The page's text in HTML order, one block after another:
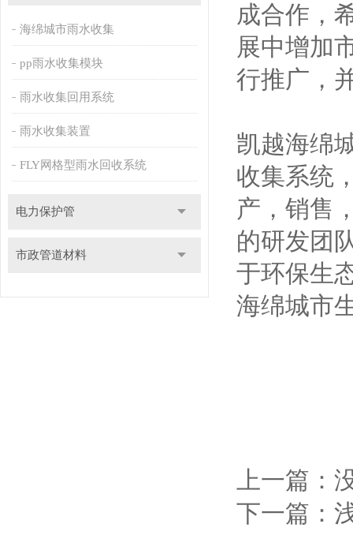
海绵城市雨水收集
pp雨水收集模块
雨水收集回用系统
雨水收集装置
FLY网格型雨水回收系统
电力保护管
市政管道材料
成合作，
展中增加
行推广，
凯越海绵
收集系统
产，销售
的研发团
于环保生
海绵城市
上一篇：
下一篇：